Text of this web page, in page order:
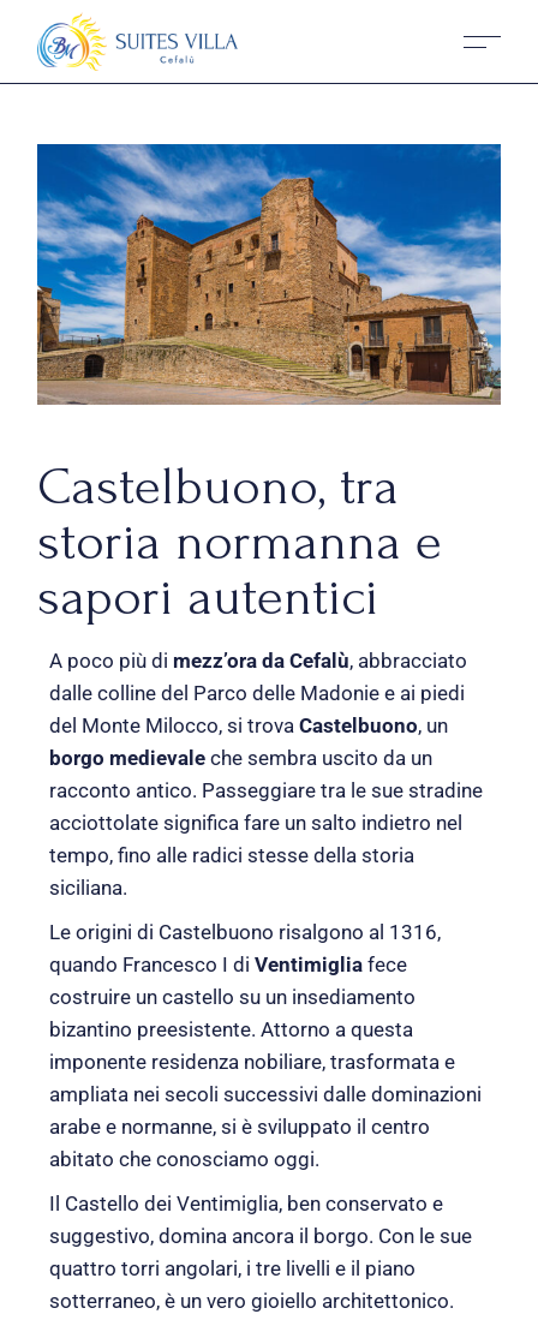
Castelbuono, tra
storia normanna e
sapori autentici
A poco più di mezz’ora da Cefalù, abbracciato
dalle colline del Parco delle Madonie e ai piedi
del Monte Milocco, si trovaCastelbuono, un
borgo medievale che sembra uscito da un
racconto antico. Passeggiare tra le sue stradine
acciottolate significa fare un salto indietro nel
tempo, fino alle radici stesse della storia
siciliana.
Le origini di Castelbuono risalgono al 1316,
quando Francesco I diVentimiglia fece
costruire un castello su un insediamento
bizantino preesistente. Attorno a questa
imponente residenza nobiliare, trasformata e
ampliata nei secoli successivi dalle dominazioni
arabe e normanne, si è sviluppato il centro
abitato che conosciamo oggi.
Il Castello dei Ventimiglia, ben conservato e
suggestivo, domina ancora il borgo. Con le sue
quattro torri angolari, i tre livelli e il piano
sotterraneo, è un vero gioiello architettonico.